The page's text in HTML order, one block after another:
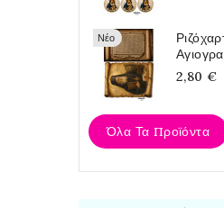
Νέο
2,80 €
Όλα Τα Προϊόντα